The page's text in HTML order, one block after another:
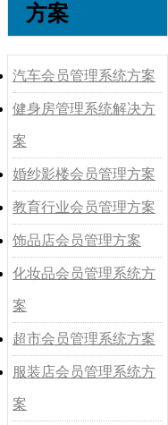
方案
汽车会员管理系统方案
健身房管理系统解决方
案
婚纱影楼会员管理方案
教育行业会员管理方案
饰品店会员管理方案
化妆品会员管理系统方
案
超市会员管理系统方案
服装店会员管理系统方
案